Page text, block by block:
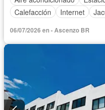
Calefacción
Internet
06/07/2026 en - Ascenzo BR